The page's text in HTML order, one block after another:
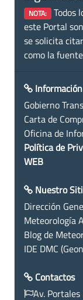
NOTA: Todos
este Portal
se solicita
como la
Gobierno
Carta de
Oficina de
Política de
WEB
Nuestro
Dirección
Meteorología
Blog de
IDE DMC
Contactos
Av.